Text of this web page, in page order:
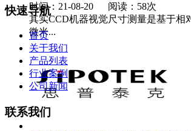
时间：21-08-20
阅读：58次
其实CCD机器视觉尺寸测量是基于相
微米...
快速导航
首页
关于我们
产品列表
行业案例
公司新闻
联系我们